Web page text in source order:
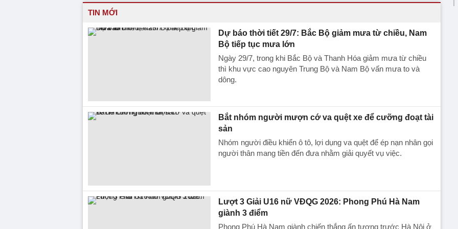
TIN MỚI
Dự báo thời tiết 29/7: Bắc Bộ giảm mưa từ chiều, Nam
Bộ tiếp tục mưa lớn
Ngày 29/7, trong khi Bắc Bộ và Thanh Hóa giảm mưa từ chiều
thì khu vực cao nguyên Trung Bộ và Nam Bộ vấn mưa to và
dông.
Bắt nhóm người mượn cớ va quệt xe để cưỡng đoạt tài
sản
Nhóm người điều khiển ô tô, lợi dụng va quệt để ép nạn nhân gọi
người thân mang tiền đến đưa nhằm giải quyết vụ việc.
Lượt 3 Giải U16 nữ VĐQG 2026: Phong Phú Hà Nam
giành 3 điểm
Phong Phú Hà Nam giành chiến thắng ấn tượng trước Hà Nội ở